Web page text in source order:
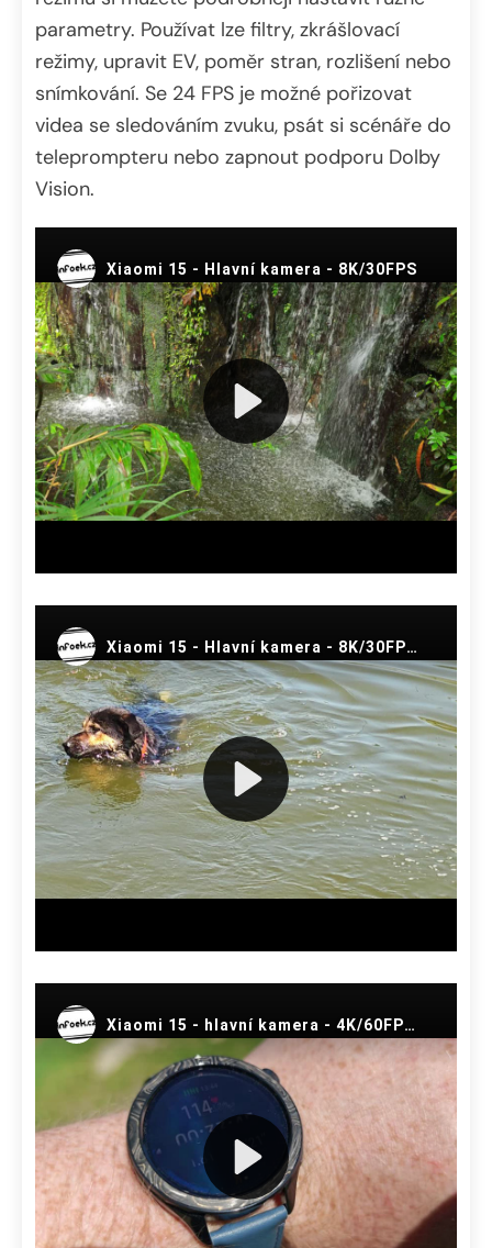
parametry. Používat lze filtry, zkrášlovací
režimy, upravit EV, poměr stran, rozlišení nebo
snímkování. Se 24 FPS je možné pořizovat
videa se sledováním zvuku, psát si scénáře do
teleprompteru nebo zapnout podporu Dolby
Vision.